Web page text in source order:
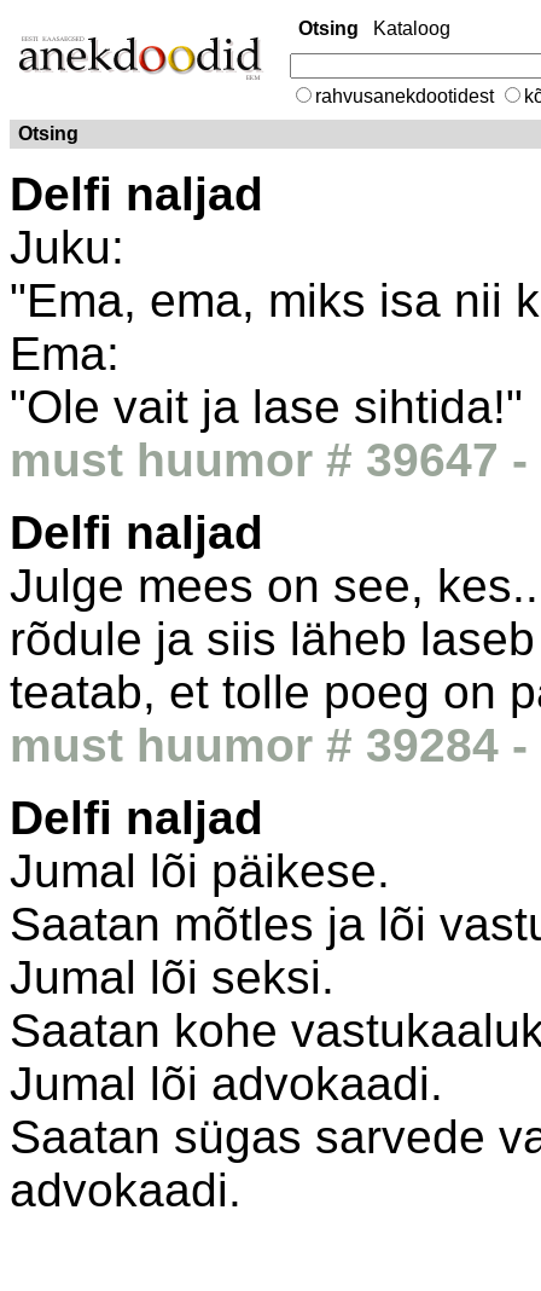
Otsing Kataloog
rahvusanekdootidest
Otsing
Delfi naljad
Juku:
"Ema, ema, miks isa nii
Ema:
"Ole vait ja lase sihtida!"
must huumor # 39647 -
Delfi naljad
Julge mees on see,
rõdule ja siis läheb
teatab, et tolle poeg on
must huumor # 39284 -
Delfi naljad
Jumal lõi päikese.
Saatan mõtles ja lõi
Jumal lõi seksi.
Saatan kohe
Jumal lõi advokaadi.
Saatan sügas sarvede
advokaadi.